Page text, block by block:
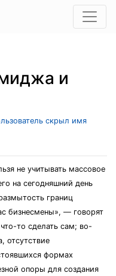
и
скрыл имя
не учитывать массовое
на сегодняшний день
границ
бизнесмены», — говорят
то сделать сам; во-
отсутствие
формах
опоры для создания